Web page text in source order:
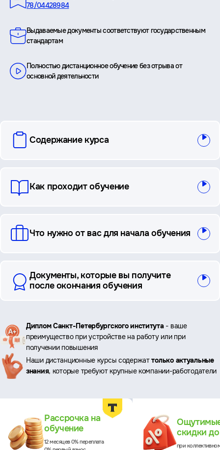
78/04428984
Выдаваемые документы соответствуют государственным
стандартам
Полностью дистанционное обучение без отрыва от
основной деятельности
вопросы
Содержание курса
Как проходит обучение
Что нужно от вас для начала обучения
Документы, которые вы получите
после окончания обучения
Ключевые
преимущества
Диплом Санкт-Петербургского института- ваше
преимущество при устройстве на работу или при
получении повышения
Наши дистанционные курсы содержаттолько актуальные
знания, которые требуют крупные компании-работодатели
Рассрочка на
обучение
12 месяцев 0% переплата
скидки
при